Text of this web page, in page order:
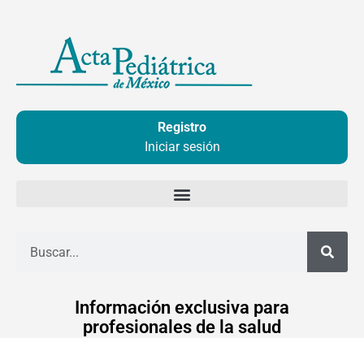
contenido
Registro
Iniciar sesión
Información exclusiva para
profesionales de la salud